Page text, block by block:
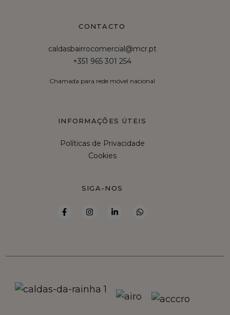
CONTACTO
caldasbairrocomercial@mcr.pt
+351 965 301 254
Chamada para rede móvel nacional
INFORMAÇÕES ÚTEIS
Políticas de Privacidade
Cookies
SIGA-NOS